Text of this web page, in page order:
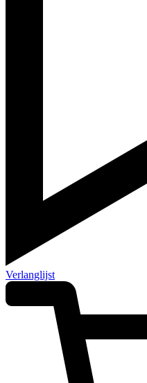
Verlanglijst